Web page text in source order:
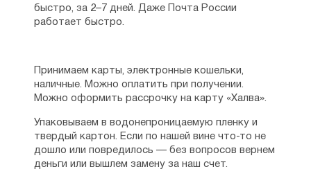
быстро, за 2–7 дней. Даже Почта России
работает быстро.
Принимаем карты, электронные кошельки,
наличные. Можно оплатить при получении.
Можно оформить рассрочку на карту «Халва».
Упаковываем в водонепроницаемую пленку и
твердый картон. Если по нашей вине что-то не
дошло или повредилось — без вопросов вернем
деньги или вышлем замену за наш счет.